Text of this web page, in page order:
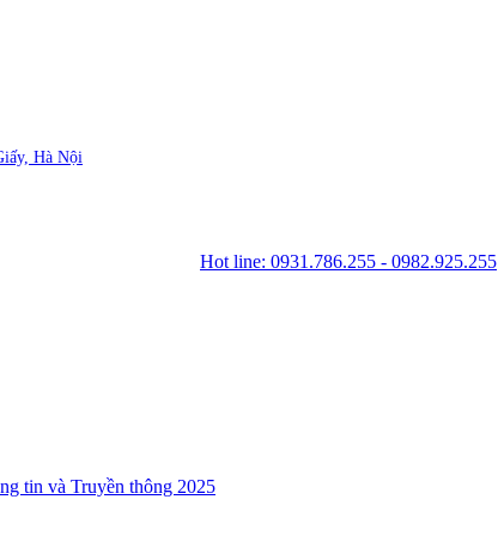
Hà Nội
Hot line: 0931.786.255 - 0982.925.255
tin và Truyền thông 2025